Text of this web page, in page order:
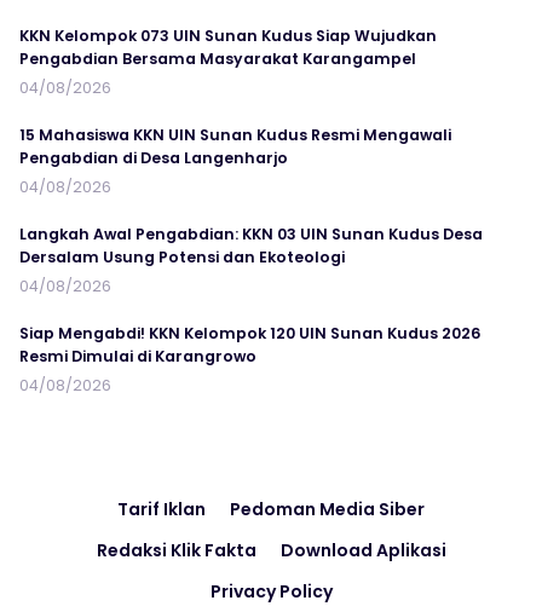
KKN Kelompok 073 UIN Sunan Kudus Siap Wujudkan
Pengabdian Bersama Masyarakat Karangampel
04/08/2026
15 Mahasiswa KKN UIN Sunan Kudus Resmi Mengawali
Pengabdian di Desa Langenharjo
04/08/2026
Langkah Awal Pengabdian: KKN 03 UIN Sunan Kudus Desa
Dersalam Usung Potensi dan Ekoteologi
04/08/2026
Siap Mengabdi! KKN Kelompok 120 UIN Sunan Kudus 2026
Resmi Dimulai di Karangrowo
04/08/2026
Tarif Iklan
Pedoman Media Siber
Redaksi Klik Fakta
Download Aplikasi
Privacy Policy